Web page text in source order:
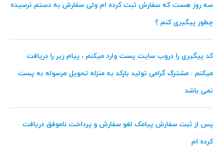
سه روز هست که سفارش ثبت کرده ام ولی سفارش به دستم نرسیده
چطور پیگیری کنم ؟
کد پیگیری را دروب سایت پست وارد میکنم ، پیام زیر را دریافت
میکنم : مشترک گرامی تولید بارکد به منزله تحویل مرسوله به پست
نمی باشد
پس از ثبت سفارش پیامک لغو سفارش و پرداخت ناموفق دریافت
کرده ام